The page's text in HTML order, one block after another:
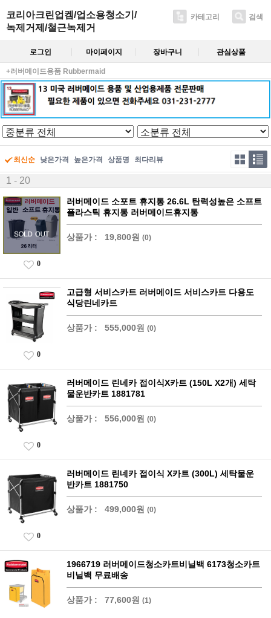
코리아크린업켐/업소용청소기/
녹제거제/철근녹제거
카테고리 검색
로그인 마이페이지 장바구니 관심상품
+러버메이드용품 Rubbermaid
최신순 낮은가격 높은가격 상품명 최다리뷰
1 - 20
러버메이드 소포트 휴지통 26.6L 탄력성높은 소프트
플라스틱 휴지통 러버메이드휴지통
상품가 : 19,800원 (0)
0
고급형 서비스카트 러버메이드 서비스카트 다용도
식당린네카트
상품가 : 555,000원 (0)
0
러버메이드 린네카 접이식X카트 (150L X2개) 세탁
물운반카트 1881781
상품가 : 556,000원 (0)
0
러버메이드 린네카 접이식 X카트 (300L) 세탁물운
반카트 1881750
상품가 : 499,000원 (0)
0
1966719 러버메이드청소카트비닐백 6173청소카트
비닐백 무료배송
상품가 : 77,600원 (1)